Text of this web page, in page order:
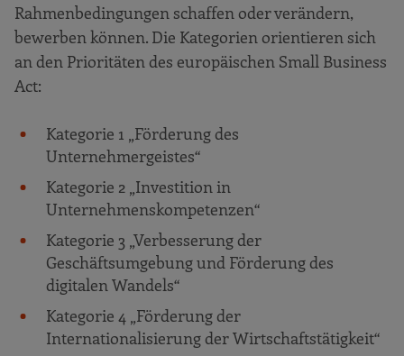
Rahmenbedingungen schaffen oder verändern,
bewerben können. Die Kategorien orientieren sich
an den Prioritäten des europäischen Small Business
Act:
Kategorie 1 „Förderung des
Unternehmergeistes“
Kategorie 2 „Investition in
Unternehmenskompetenzen“
Kategorie 3 „Verbesserung der
Geschäftsumgebung und Förderung des
digitalen Wandels“
Kategorie 4 „Förderung der
Internationalisierung der Wirtschaftstätigkeit“